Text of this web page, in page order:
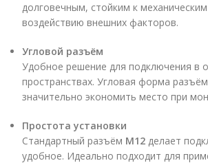
долговечным, стойким к
воздействию внешних факторов.
Угловой разъём
Удобное решение для подключения в
пространствах. Угловая форма
значительно экономить место при
Простота установки
Стандартный разъём M12 делает
удобное. Идеально подходит для